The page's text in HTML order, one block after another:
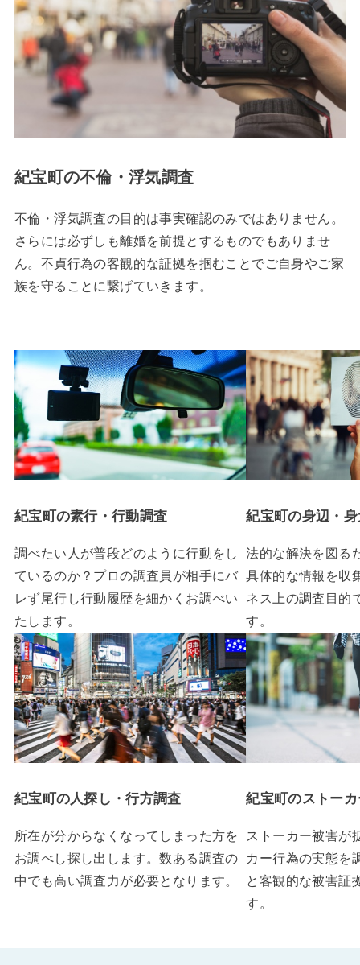
紀宝町の不倫・浮気調査
不倫・浮気調査の目的は事実確認のみではありません。
さらには必ずしも離婚を前提とするものでもありませ
ん。不貞行為の客観的な証拠を掴むことでご自身やご家
族を守ることに繋げていきます。
紀宝町の素行・行動調査
調べたい人が普段どのように行動をし
ているのか？プロの調査員が相手にバ
レず尾行し行動履歴を細かくお調べい
たします。
紀宝町の身辺・
法的な解決を図る
具体的な情報を収
ネス上の調査目的
す。
紀宝町の人探し・行方調査
所在が分からなくなってしまった方を
お調べし探し出します。数ある調査の
中でも高い調査力が必要となります。
紀宝町のストー
ストーカー被害が
カー行為の実態を
と客観的な被害証
す。